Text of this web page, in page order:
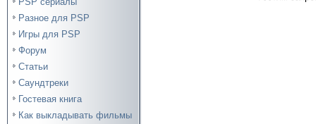
Разное для PSP
Игры для PSP
Форум
Статьи
Саундтреки
Гостевая книга
Как выкладывать фильмы